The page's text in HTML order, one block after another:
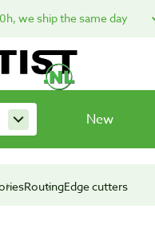
we ship the same day
New
RoutingEdge cutters